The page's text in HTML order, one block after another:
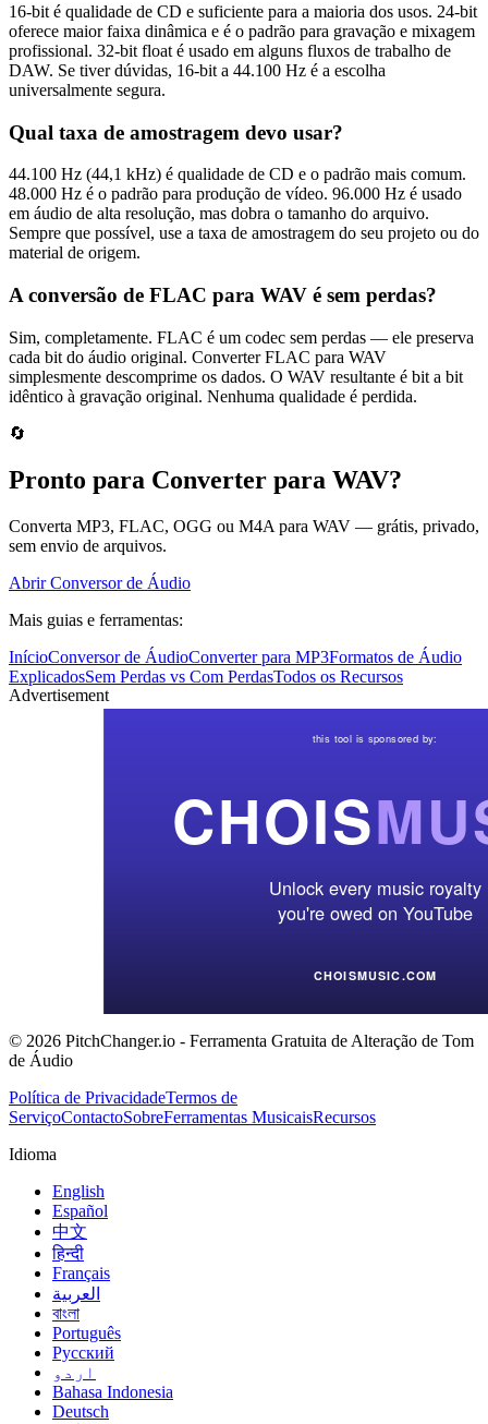
16-bit é qualidade de CD e suficiente para a maioria dos usos. 24-bit
oferece maior faixa dinâmica e é o padrão para gravação e mixagem
profissional. 32-bit float é usado em alguns fluxos de trabalho de
DAW. Se tiver dúvidas, 16-bit a 44.100 Hz é a escolha
universalmente segura.
Qual taxa de amostragem devo usar?
44.100 Hz (44,1 kHz) é qualidade de CD e o padrão mais comum.
48.000 Hz é o padrão para produção de vídeo. 96.000 Hz é usado
em áudio de alta resolução, mas dobra o tamanho do arquivo.
Sempre que possível, use a taxa de amostragem do seu projeto ou do
material de origem.
A conversão de FLAC para WAV é sem perdas?
Sim, completamente. FLAC é um codec sem perdas — ele preserva
cada bit do áudio original. Converter FLAC para WAV
simplesmente descomprime os dados. O WAV resultante é bit a bit
idêntico à gravação original. Nenhuma qualidade é perdida.
🔄
Pronto para Converter para WAV?
Converta MP3, FLAC, OGG ou M4A para WAV — grátis, privado,
sem envio de arquivos.
Abrir Conversor de Áudio
Mais guias e ferramentas:
InícioConversor de ÁudioConverter para MP3Formatos de Áudio
ExplicadosSem Perdas vs Com PerdasTodos os Recursos
Advertisement
© 2026 PitchChanger.io - Ferramenta Gratuita de Alteração de Tom
de Áudio
Política de PrivacidadeTermos de
ServiçoContactoSobreFerramentas MusicaisRecursos
Idioma
English
Español
中文
हिन्दी
Français
العربية
বাংলা
Português
Русский
اردو
Bahasa Indonesia
Deutsch